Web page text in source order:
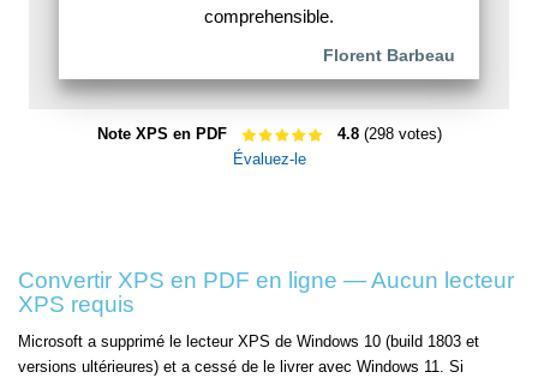
comprehensible.
Florent Barbeau
Note XPS en PDF 4.8(298 votes)
Évaluez-le
Convertir XPS en PDF en ligne — Aucun lecteur
XPS requis
Microsoft a supprimé le lecteur XPS de Windows 10 (build 1803 et
versions ultérieures) et a cessé de le livrer avec Windows 11. Si